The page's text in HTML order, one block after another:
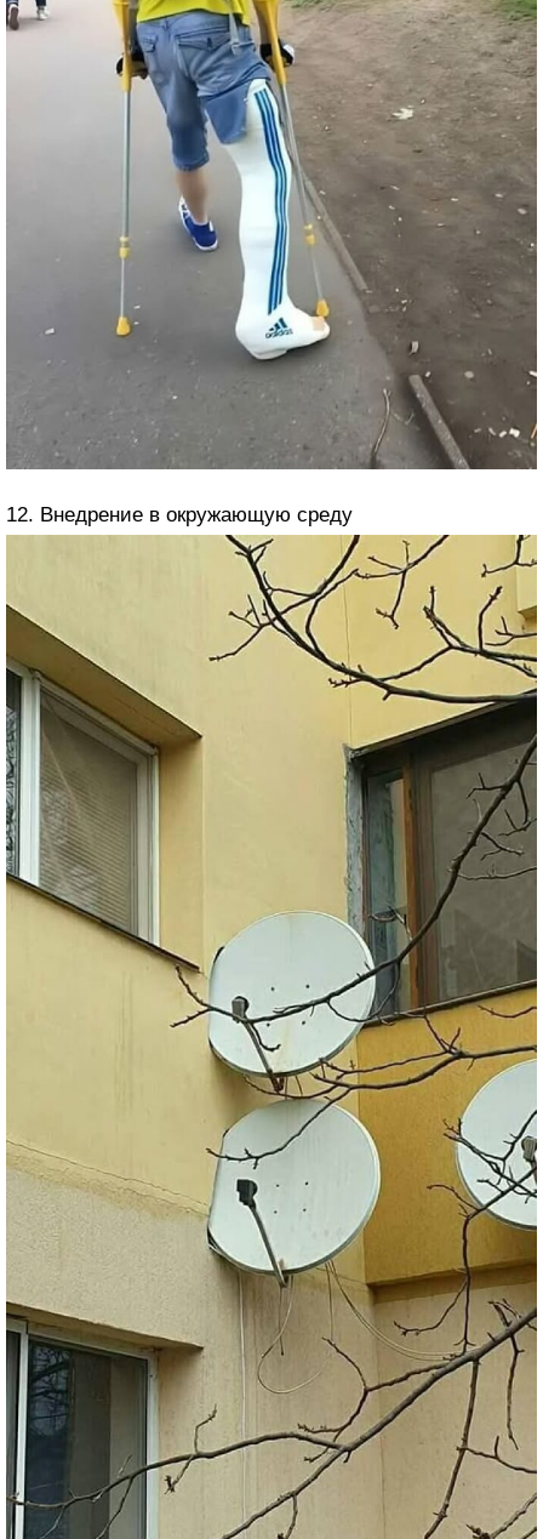
12. Внедрение в окружающую среду